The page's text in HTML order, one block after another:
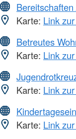
Karte: Link
Betreutes
Karte: Link
Karte: Link
Karte: Link